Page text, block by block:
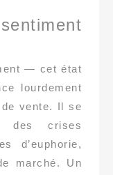
— cet état
lourdement
de vente. Il se
des crises
d’euphorie,
marché. Un